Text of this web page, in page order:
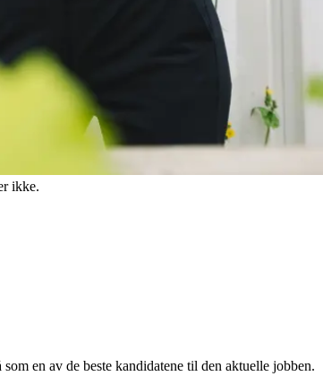
ikke.
en av de beste kandidatene til den aktuelle jobben.